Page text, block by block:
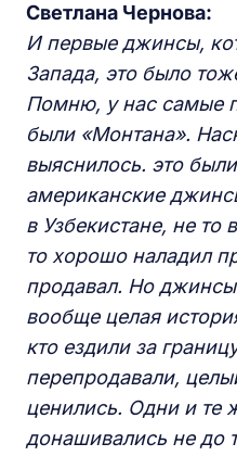
Светлана Чернова:
И первые джинсы,
Запада, это было
Помню, у нас самые
были «Монтана».
выяснилось. это
американские
в Узбекистане, не то
то хорошо наладил
продавал. Но джинсы
вообще целая
кто ездили за
перепродавали,
ценились. Одни и те
донашивались не до